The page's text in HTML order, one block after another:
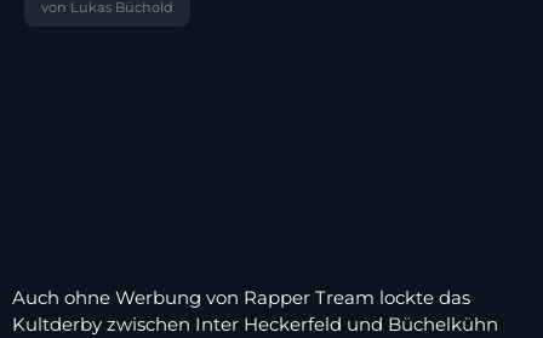
von Lukas Büchold
Auch ohne Werbung von Rapper Tream lockte das
Kultderby zwischen Inter Heckerfeld und Büchelkühn